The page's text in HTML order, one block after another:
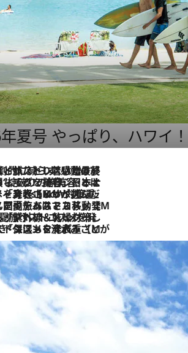
夏号 やっぱり、ハワイ
損してる!? 美容ジャーナリストが提案する“掟破りの旅美容”とは
トコスメを発表！【Mサイズジップ】